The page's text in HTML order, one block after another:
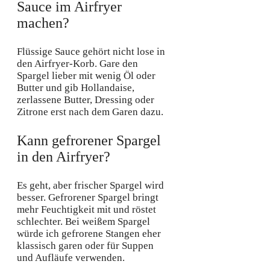
Sauce im Airfryer
machen?
Flüssige Sauce gehört nicht lose in
den Airfryer-Korb. Gare den
Spargel lieber mit wenig Öl oder
Butter und gib Hollandaise,
zerlassene Butter, Dressing oder
Zitrone erst nach dem Garen dazu.
Kann gefrorener Spargel
in den Airfryer?
Es geht, aber frischer Spargel wird
besser. Gefrorener Spargel bringt
mehr Feuchtigkeit mit und röstet
schlechter. Bei weißem Spargel
würde ich gefrorene Stangen eher
klassisch garen oder für Suppen
und Aufläufe verwenden.